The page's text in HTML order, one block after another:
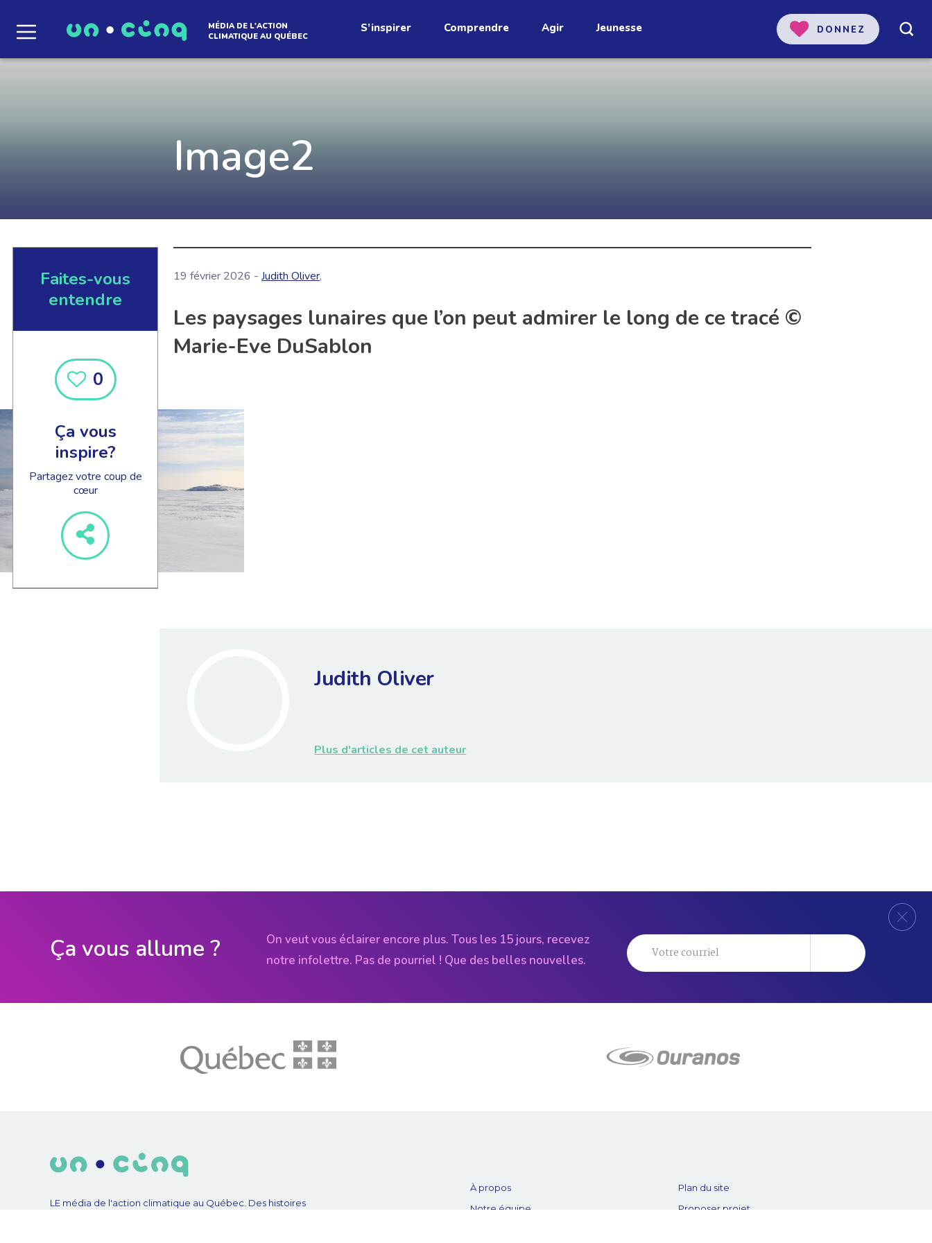
Le média qui détend
Que des solutions concrètes et inspirantes. Ici au Québec. Abonnez-vous à
EN SAVOIR +
Découvrez notre
infolettre!
MÉDIA DE L'ACTION
CLIMATIQUE AU QUÉBEC
S’inspirer Comprendre Agir Jeunesse DONNEZ
Image2
Faites-vous
entendre
0
Ça vous
inspire?
Partagez votre coup de
cœur
19 février 2026 - Judith Oliver,
Les paysages lunaires que l’on peut admirer le long de ce tracé ©
Marie-Eve DuSablon
Judith Oliver
Plus d'articles de cet auteur
Ça vous allume ?
On veut vous éclairer encore plus. Tous les 15 jours, recevez
notre infolettre. Pas de pourriel ! Que des belles nouvelles.
LE média de l'action climatique au Québec. Des histoires
À propos
Notre équipe
Plan du site
Proposer projet